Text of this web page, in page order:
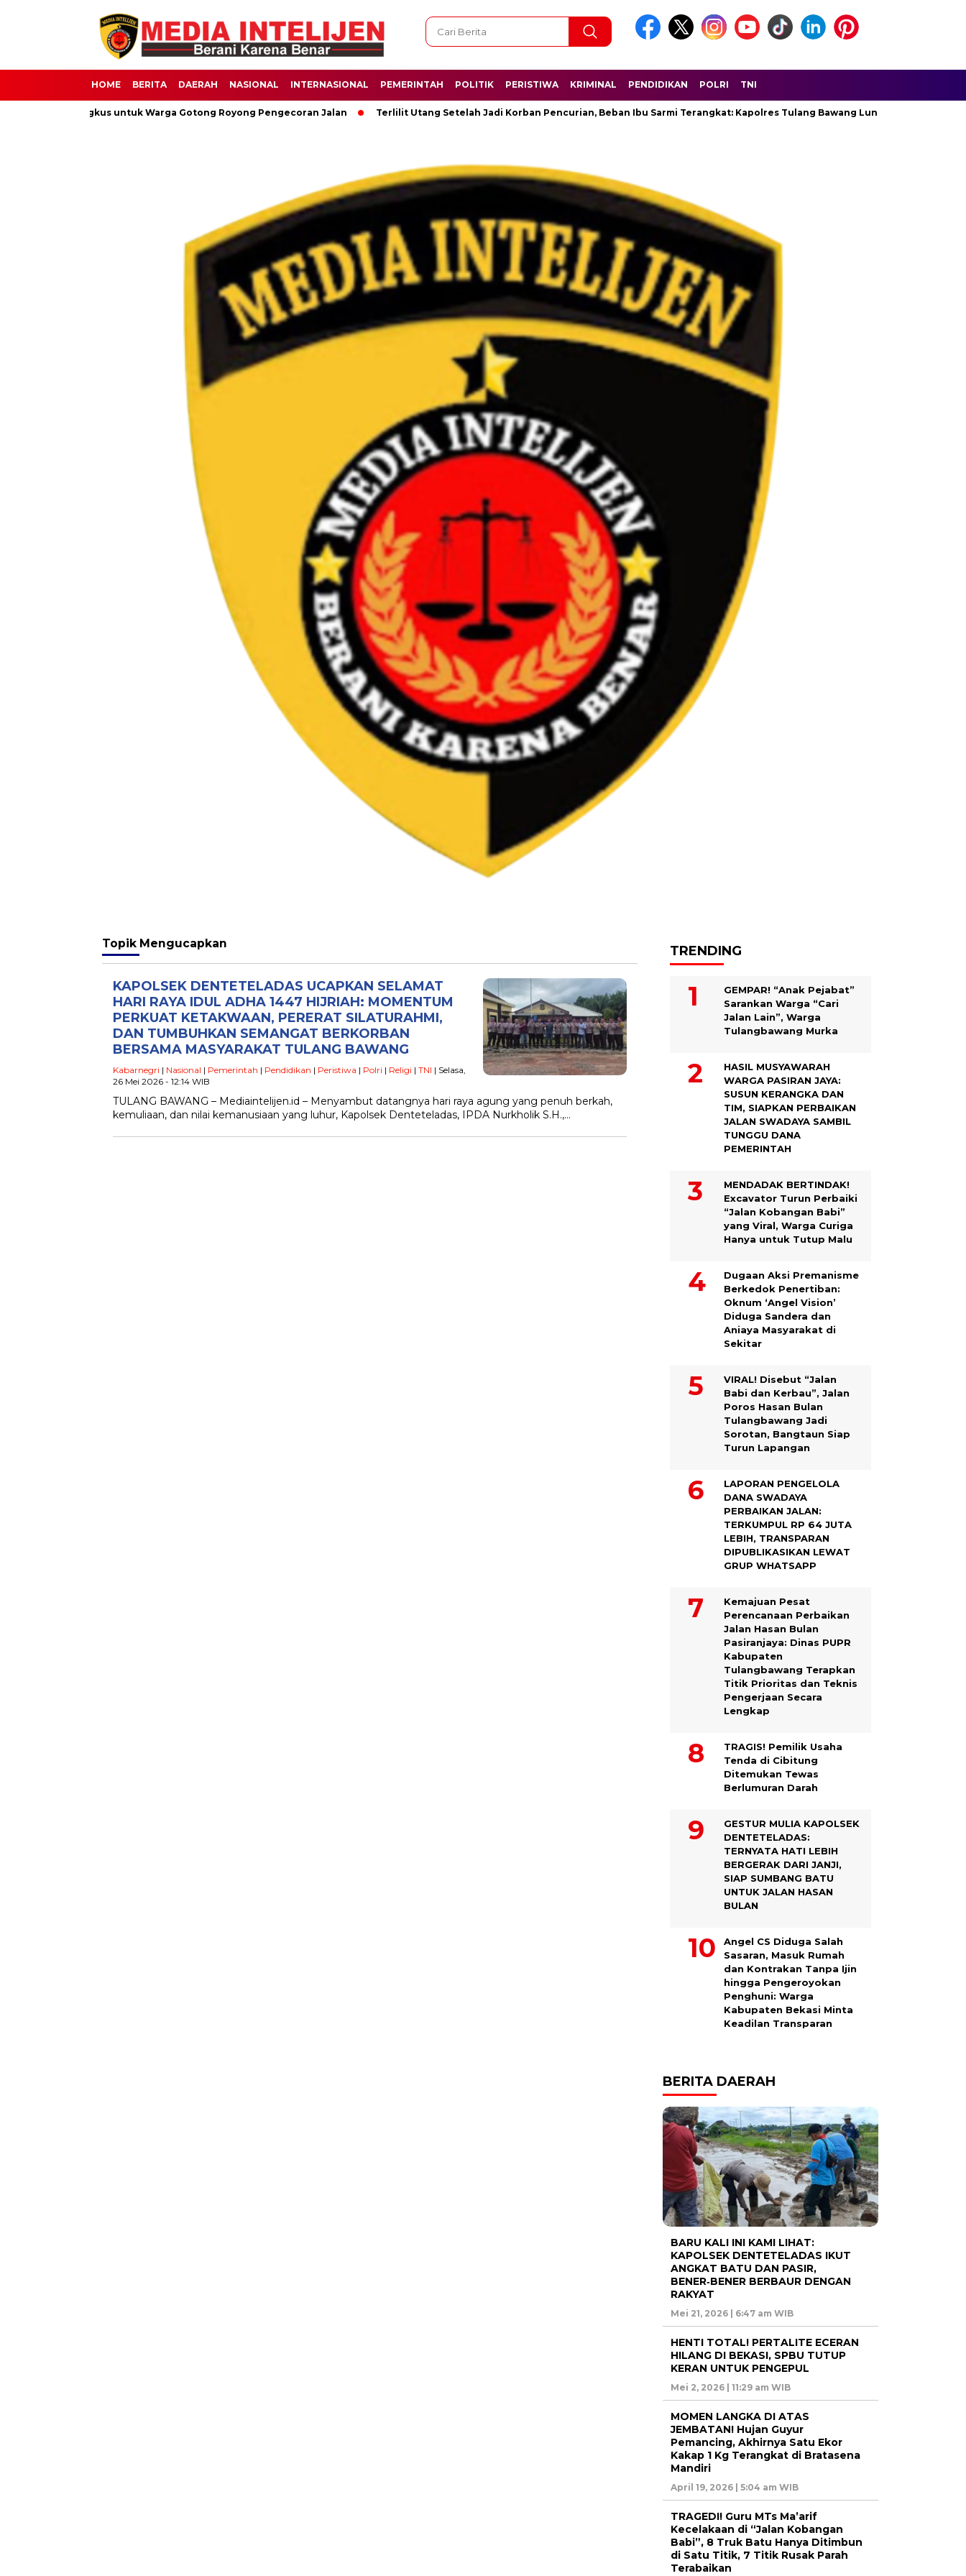
HOME BERITA DAERAH NASIONAL INTERNASIONAL PEMERINTAH POLITIK PERISTIWA KRIMINAL PENDIDIKAN POLRI TNI
Nasi Bungkus untuk Warga Gotong Royong Pengecoran Jalan Terlilit Utang Setelah Jadi Korban Pencurian, Beban Ibu Sarmi Terangkat: Kapolres Tulang Bawang Lunasi Seluruh Hutangnya
Topik Mengucapkan
KAPOLSEK DENTETELADAS UCAPKAN SELAMAT
HARI RAYA IDUL ADHA 1447 HIJRIAH: MOMENTUM
PERKUAT KETAKWAAN, PERERAT SILATURAHMI,
DAN TUMBUHKAN SEMANGAT BERKORBAN
BERSAMA MASYARAKAT TULANG BAWANG
Kabarnegri | Nasional | Pemerintah | Pendidikan | Peristiwa | Polri | Religi | TNI | Selasa,
26 Mei 2026 - 12:14 WIB
TULANG BAWANG – Mediaintelijen.id – Menyambut datangnya hari raya agung yang penuh berkah,
kemuliaan, dan nilai kemanusiaan yang luhur, Kapolsek Denteteladas, IPDA Nurkholik S.H.,…
TRENDING
GEMPAR! “Anak Pejabat”
Sarankan Warga “Cari
Jalan Lain”, Warga
Tulangbawang Murka
HASIL MUSYAWARAH
WARGA PASIRAN JAYA:
SUSUN KERANGKA DAN
TIM, SIAPKAN PERBAIKAN
JALAN SWADAYA SAMBIL
TUNGGU DANA
PEMERINTAH
MENDADAK BERTINDAK!
Excavator Turun Perbaiki
“Jalan Kobangan Babi”
yang Viral, Warga Curiga
Hanya untuk Tutup Malu
Dugaan Aksi Premanisme
Berkedok Penertiban:
Oknum ‘Angel Vision’
Diduga Sandera dan
Aniaya Masyarakat di
Sekitar
VIRAL! Disebut “Jalan
Babi dan Kerbau”, Jalan
Poros Hasan Bulan
Tulangbawang Jadi
Sorotan, Bangtaun Siap
Turun Lapangan
LAPORAN PENGELOLA
DANA SWADAYA
PERBAIKAN JALAN:
TERKUMPUL RP 64 JUTA
LEBIH, TRANSPARAN
DIPUBLIKASIKAN LEWAT
GRUP WHATSAPP
Kemajuan Pesat
Perencanaan Perbaikan
Jalan Hasan Bulan
Pasiranjaya: Dinas PUPR
Kabupaten
Tulangbawang Terapkan
Titik Prioritas dan Teknis
Pengerjaan Secara
Lengkap
TRAGIS! Pemilik Usaha
Tenda di Cibitung
Ditemukan Tewas
Berlumuran Darah
GESTUR MULIA KAPOLSEK
DENTETELADAS:
TERNYATA HATI LEBIH
BERGERAK DARI JANJI,
SIAP SUMBANG BATU
UNTUK JALAN HASAN
BULAN
Angel CS Diduga Salah
Sasaran, Masuk Rumah
dan Kontrakan Tanpa Ijin
hingga Pengeroyokan
Penghuni: Warga
Kabupaten Bekasi Minta
Keadilan Transparan
BERITA DAERAH
BARU KALI INI KAMI LIHAT:
KAPOLSEK DENTETELADAS IKUT
ANGKAT BATU DAN PASIR,
BENER‑BENER BERBAUR DENGAN
RAKYAT
Mei 21, 2026 | 6:47 am WIB
HENTI TOTAL! PERTALITE ECERAN
HILANG DI BEKASI, SPBU TUTUP
KERAN UNTUK PENGEPUL
Mei 2, 2026 | 11:29 am WIB
MOMEN LANGKA DI ATAS
JEMBATAN! Hujan Guyur
Pemancing, Akhirnya Satu Ekor
Kakap 1 Kg Terangkat di Bratasena
Mandiri
April 19, 2026 | 5:04 am WIB
TRAGEDI! Guru MTs Ma’arif
Kecelakaan di “Jalan Kobangan
Babi”, 8 Truk Batu Hanya Ditimbun
di Satu Titik, 7 Titik Rusak Parah
Terabaikan